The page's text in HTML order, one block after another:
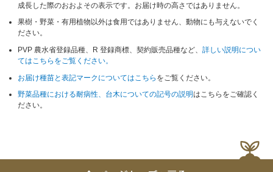
成長した際のおおよその表示です。お届け時の高さではありません。
果樹・野菜・有用植物以外は食用ではありません、動物にも与えないでく
ださい。
PVP 農水省登録品種、R 登録商標、契約販売品種など、詳しい説明につい
てはこちらをご覧ください。
お届け種苗と表記マークについてはこちら をご覧ください。
野菜品種における耐病性、台木についての記号の説明はこちらをご確認く
ださい。